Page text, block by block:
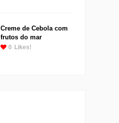
Creme de Cebola com
frutos do mar
0 Likes!